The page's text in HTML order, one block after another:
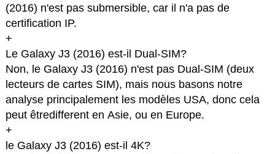
(2016) n'est pas submersible, car il n'a pas de
certification IP.
+
Le Galaxy J3 (2016) est-il Dual-SIM?
Non, le Galaxy J3 (2016) n'est pas Dual-SIM (deux
lecteurs de cartes SIM), mais nous basons notre
analyse principalement les modèles USA, donc cela
peut êtredifferent en Asie, ou en Europe.
+
le Galaxy J3 (2016) est-il 4K?